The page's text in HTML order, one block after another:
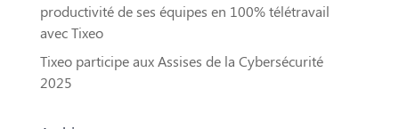
productivité de ses équipes en 100% télétravail
avec Tixeo
Tixeo participe aux Assises de la Cybersécurité
2025